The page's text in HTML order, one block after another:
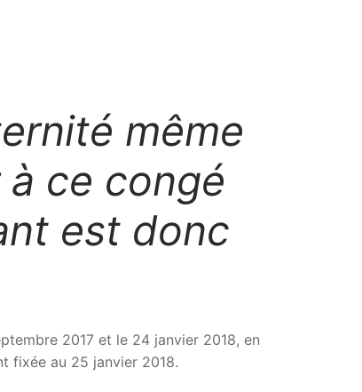
même
ce congé
est donc
2017 et le 24 janvier 2018, en
fixée au 25 janvier 2018.